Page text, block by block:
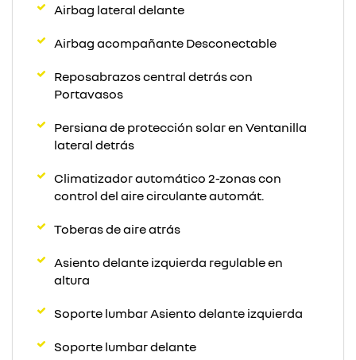
Airbag lateral delante
Airbag acompañante Desconectable
Reposabrazos central detrás con
Portavasos
Persiana de protección solar en Ventanilla
lateral detrás
Climatizador automático 2-zonas con
control del aire circulante automát.
Toberas de aire atrás
Asiento delante izquierda regulable en
altura
Soporte lumbar Asiento delante izquierda
Soporte lumbar delante